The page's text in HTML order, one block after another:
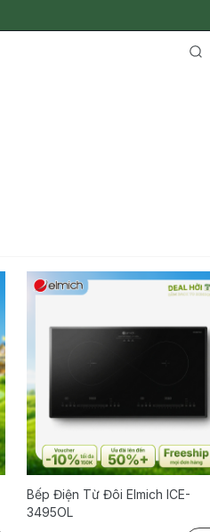
Bếp Điện Từ Đôi Elmich ICE-
3495OL